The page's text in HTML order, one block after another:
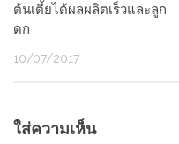
ต้นเตี้ยได้ผลผลิตเร็วและลูก
ดก
10/07/2017
ใส่ความเห็น